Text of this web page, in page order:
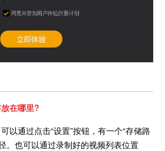
在哪里?
通过点击“设置”按钮，有一个“存储路
。也可以通过录制好的视频列表位置